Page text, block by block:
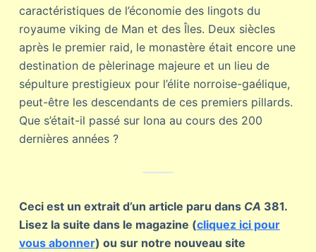
caractéristiques de l’économie des lingots du
royaume viking de Man et des Îles. Deux siècles
après le premier raid, le monastère était encore une
destination de pèlerinage majeure et un lieu de
sépulture prestigieux pour l’élite norroise-gaélique,
peut-être les descendants de ces premiers pillards.
Que s’était-il passé sur Iona au cours des 200
dernières années ?
Ceci est un extrait d’un article paru dans CA 381.
Lisez la suite dans le magazine (cliquez ici pour
vous abonner) ou sur notre nouveau site